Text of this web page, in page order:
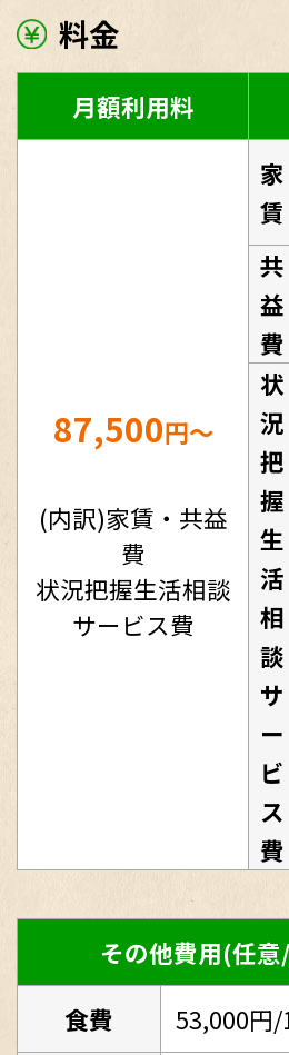
料金
月額利用料
87,500円～
(内訳)家賃・共益
費
状況把握生活相談
サービス費
家
賃
共
益
費
状
況
把
握
生
活
相
談
サ
ー
ビ
ス
費
その他費用(任
食費
53,000円/